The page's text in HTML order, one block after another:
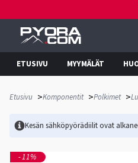
ETUSIVU MYYMÄLÄT
Etusivu >Komponentit >Polkimet >
Kesän sähköpyörädiilit ovat
-11%